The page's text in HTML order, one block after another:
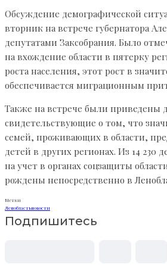
Обсуждение демографической
вторник на встрече губернатора
депутатами Заксобрания. Было
на вхождение области в пятерку
роста населения, этот рост в
обеспечивается миграционным
Также на встрече были приведены
свидетельствующие о том, что
семей, проживающих в области,
детей в других регионах. Из 14 230
на учет в органах соцзащиты
рождены непосредственно в
Метки
Ленобластьновости
Подпишитесь